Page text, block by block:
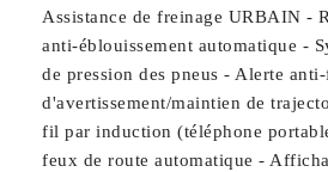
Assistance de freinage URBAIN -
anti-éblouissement automatique -
de pression des pneus - Alerte
d'avertissement/maintien de
fil par induction (téléphone
feux de route automatique -